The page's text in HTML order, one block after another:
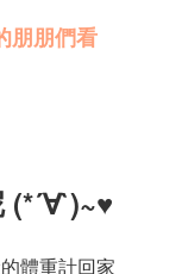
朋朋們看
體重計回家